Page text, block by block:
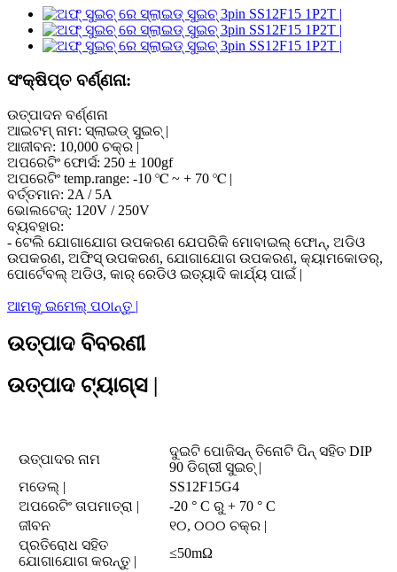
ସଂକ୍ଷିପ୍ତ ବର୍ଣ୍ଣନା:
ଉତ୍ପାଦନ ବର୍ଣ୍ଣନା
ଆଇଟମ୍ ନାମ: ସ୍ଲାଇଡ୍ ସୁଇଚ୍ |
ଆଜୀବନ: 10,000 ଚକ୍ର |
ଅପରେଟିଂ ଫୋର୍ସ: 250 ± 100gf
ଅପରେଟିଂ temp.range: -10 ℃ ~ + 70 ℃ |
ବର୍ତ୍ତମାନ: 2A / 5A
ଭୋଲଟେଜ୍: 120V / 250V
ବ୍ୟବହାର:
- ଟେଲି ଯୋଗାଯୋଗ ଉପକରଣ ଯେପରିକି ମୋବାଇଲ୍ ଫୋନ୍, ଅଡିଓ
ଉପକରଣ, ଅଫିସ୍ ଉପକରଣ, ଯୋଗାଯୋଗ ଉପକରଣ, କ୍ୟାମକୋଡର୍,
ପୋର୍ଟେବଲ୍ ଅଡିଓ, କାର୍ ରେଡିଓ ଇତ୍ୟାଦି କାର୍ଯ୍ୟ ପାଇଁ |
ଆମକୁ ଇମେଲ୍ ପଠାନ୍ତୁ |
ଉତ୍ପାଦ ବିବରଣୀ
ଉତ୍ପାଦ ଟ୍ୟାଗ୍ସ |
ଉତ୍ପାଦର ନାମ
ଦୁଇଟି ପୋଜିସନ୍ ତିନୋଟି ପିନ୍ ସହିତ DIP
90 ଡିଗ୍ରୀ ସୁଇଚ୍ |
ମଡେଲ୍ |
SS12F15G4
ଅପରେଟିଂ ତାପମାତ୍ରା |
-20 ° C ରୁ + 70 ° C
ଜୀବନ
୧୦, ୦୦୦ ଚକ୍ର |
ପ୍ରତିରୋଧ ସହିତ
ଯୋଗାଯୋଗ କରନ୍ତୁ |
≤50mΩ